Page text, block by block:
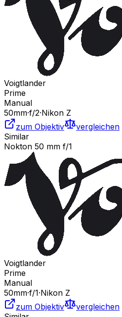
Voigtlander
Prime
Manual
50mm·f/2·Nikon Z
zum Objektiv
vergleichen
Similar
Nokton 50 mm f/1
Voigtlander
Prime
Manual
50mm·f/1·Nikon Z
zum Objektiv
vergleichen